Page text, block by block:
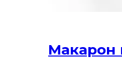
Макарон